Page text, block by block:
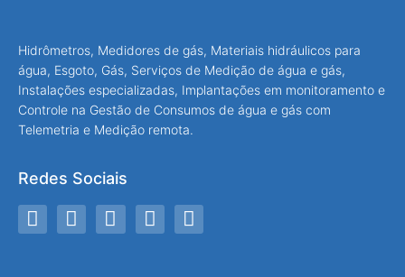
Hidrômetros, Medidores de gás, Materiais hidráulicos para
água, Esgoto, Gás, Serviços de Medição de água e gás,
Instalações especializadas, Implantações em monitoramento e
Controle na Gestão de Consumos de água e gás com
Telemetria e Medição remota.
Redes Sociais